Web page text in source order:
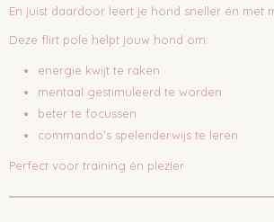
En juist daardoor leert je hond sneller én met
Deze flirt pole helpt jouw hond om:
energie kwijt te raken
mentaal gestimuleerd te worden
beter te focussen
commando’s spelenderwijs te leren
Perfect voor training én plezier